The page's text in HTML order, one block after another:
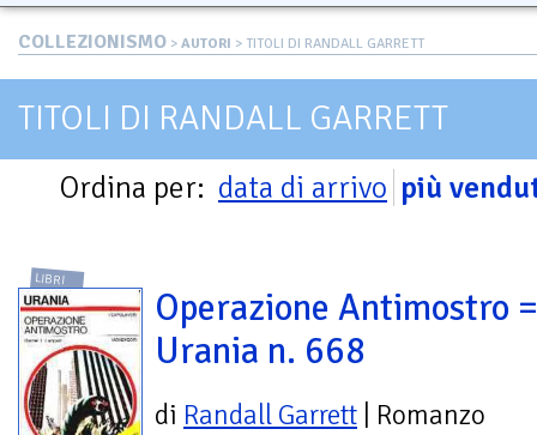
COLLEZIONISMO > AUTORI > TITOLI DI RANDALL GARRETT
TITOLI DI RANDALL GARRETT
Ordina per: data di arrivo più
LIBRI
Operazione Antimostro =
Urania n. 668
di Randall Garrett | Romanzo